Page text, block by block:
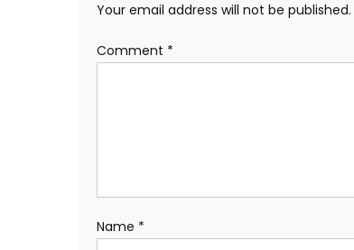
Your email address will not be published.
Comment *
Name *